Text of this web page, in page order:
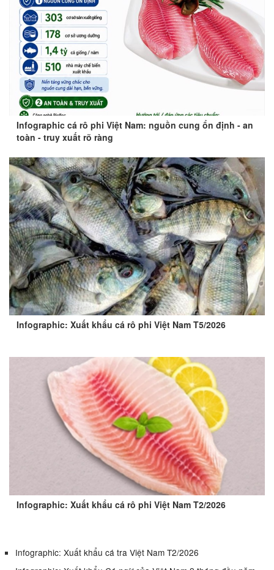
Infographic cá rô phi Việt Nam: nguồn cung ổn định - an
toàn - truy xuất rõ ràng
Infographic: Xuất khẩu cá rô phi Việt Nam T5/2026
Infographic: Xuất khẩu cá rô phi Việt Nam T2/2026
Infographic: Xuất khẩu cá tra Việt Nam T2/2026